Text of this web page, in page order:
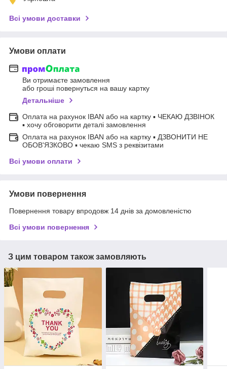
Всі умови доставки
Умови оплати
Ви отримаєте замовлення
або гроші повернуться на вашу картку
Детальніше
Оплата на рахунок IBAN або на картку ▪ ЧЕКАЮ ДЗВІНОК
▪ хочу обговорити деталі замовлення
Оплата на рахунок IBAN або на картку ▪ ДЗВОНИТИ НЕ
ОБОВ'ЯЗКОВО ▪ чекаю SMS з реквізитами
Всі умови оплати
Умови повернення
Повернення товару впродовж 14 днів за домовленістю
Всі умови повернення
З цим товаром також замовляють